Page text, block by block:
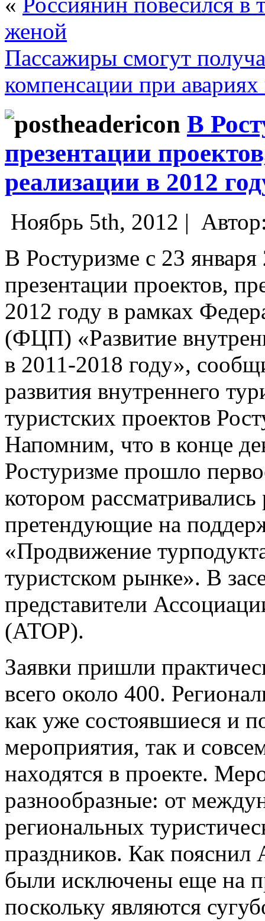
женой
Пассажиры смогут
компенсации при авариях
В
презентации
реализации в 2012
Ноябрь 5th, 2012 |
В Ростуризме с 23 января
презентации проектов,
2012 году в рамках
(ФЦП) «Развитие
в 2011-2018 году»,
развития внутреннего
туристских проектов
Напомним, что в конце
Ростуризме прошло
котором
претендующие на
«Продвижение
туристском рынке». В
представители
(АТОР).
Заявки пришли
всего около 400.
как уже состоявшиеся и
мероприятия, так и
находятся в проекте.
разнообразные: от
региональных
праздников. Как пояснил
были исключены еще на
поскольку являются